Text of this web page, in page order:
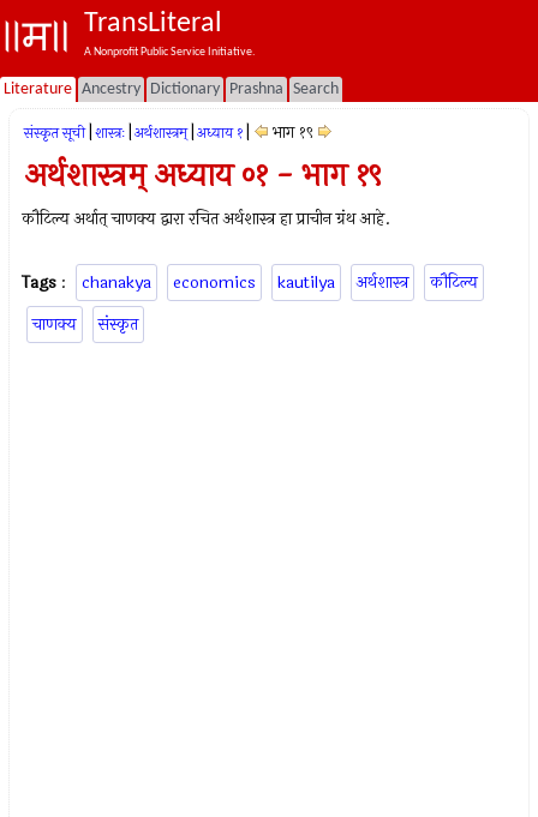
TransLiteral
A Nonprofit Public Service Initiative.
Literature Ancestry Dictionary Prashna Search
संस्कृत सूची शास्त्रः अर्थशास्त्रम् अध्याय १ भाग १९
अर्थशास्त्रम् अध्याय ०१ - भाग १९
कौटिल्य अर्थात् चाणक्य द्वारा रचित अर्थशास्त्र हा प्राचीन ग्रंथ आहे.
Tags : chanakya economics kautilya अर्थशास्त्र
कौटिल्य
चाणक्य
संस्कृत